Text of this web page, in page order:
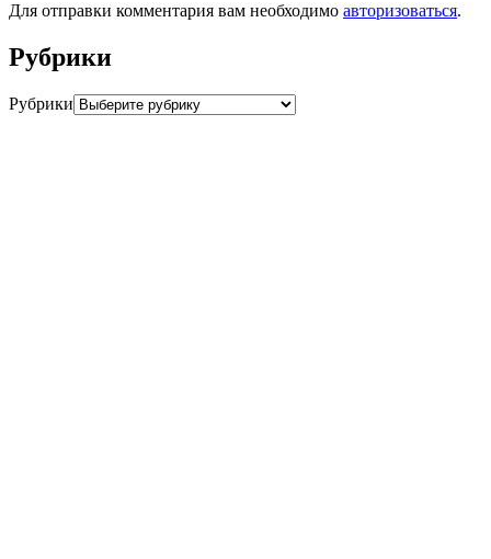
Для отправки комментария вам необходимо авторизоваться.
Рубрики
Рубрики